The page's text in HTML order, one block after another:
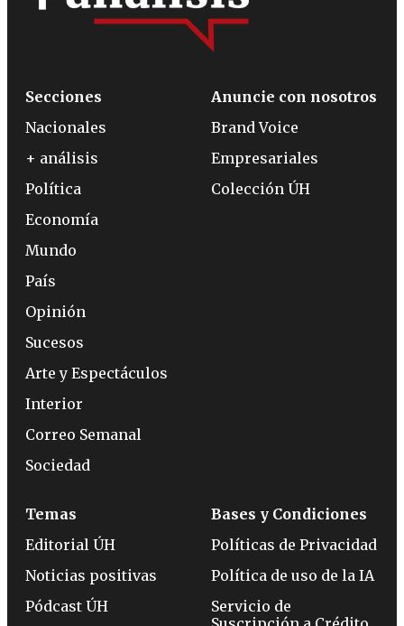
Secciones
Nacionales
+ análisis
Política
Economía
Mundo
País
Opinión
Sucesos
Arte y Espectáculos
Interior
Correo Semanal
Sociedad
Anuncie con nosotros
Brand Voice
Empresariales
Colección ÚH
Temas
Editorial ÚH
Noticias positivas
Pódcast ÚH
Bases y Condiciones
Políticas de Privacidad
Política de uso de la IA
Servicio de